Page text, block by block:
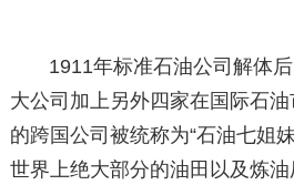
1911年标准石油公司解体
大公司加上另外四家在国际石
的跨国公司被统称为“石油七姐
世界上绝大部分的油田以及炼